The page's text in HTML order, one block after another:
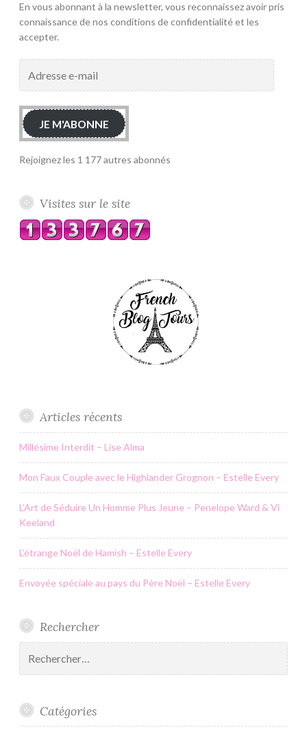
En vous abonnant à la newsletter, vous reconnaissez avoir pris
connaissance de nos conditions de confidentialité et les
accepter.
JE M'ABONNE
Rejoignez les 1 177 autres abonnés
Visites sur le site
Articles récents
Millésime Interdit – Lise Alma
Mon Faux Couple avec le Highlander Grognon – Estelle Every
L’Art de Séduire Un Homme Plus Jeune – Penelope Ward & Vi
Keeland
L’étrange Noël de Hamish – Estelle Every
Envoyée spéciale au pays du Père Noël – Estelle Every
Rechercher
Catégories